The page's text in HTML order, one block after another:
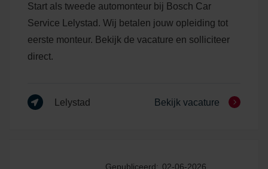
Start als tweede automonteur bij Bosch Car
Service Lelystad. Wij betalen jouw opleiding tot
eerste monteur. Bekijk de vacature en solliciteer
direct.
Lelystad Bekijk vacature
Gepubliceerd: 02-06-2026